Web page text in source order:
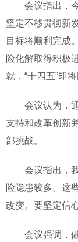
会议指出，今
坚定不移贯彻新
目标将顺利完成
险化解取得积极
就，“十四五”即
会议认为，通
支持和改革创新
部挑战。
会议指出，我
险隐患较多。这
改变。要坚定信
会议强调，做